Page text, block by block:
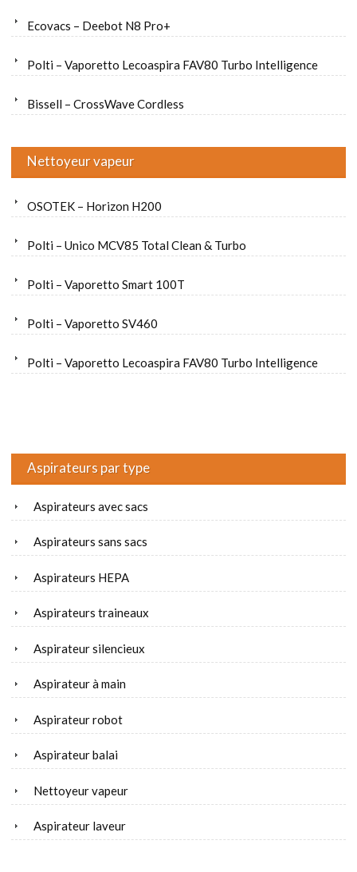
Ecovacs – Deebot N8 Pro+
Polti – Vaporetto Lecoaspira FAV80 Turbo Intelligence
Bissell – CrossWave Cordless
Nettoyeur vapeur
OSOTEK – Horizon H200
Polti – Unico MCV85 Total Clean & Turbo
Polti – Vaporetto Smart 100T
Polti – Vaporetto SV460
Polti – Vaporetto Lecoaspira FAV80 Turbo Intelligence
Aspirateurs par type
Aspirateurs avec sacs
Aspirateurs sans sacs
Aspirateurs HEPA
Aspirateurs traineaux
Aspirateur silencieux
Aspirateur à main
Aspirateur robot
Aspirateur balai
Nettoyeur vapeur
Aspirateur laveur